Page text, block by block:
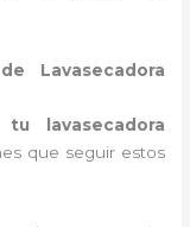
Lavasecadora
lavasecadora
que seguir estos